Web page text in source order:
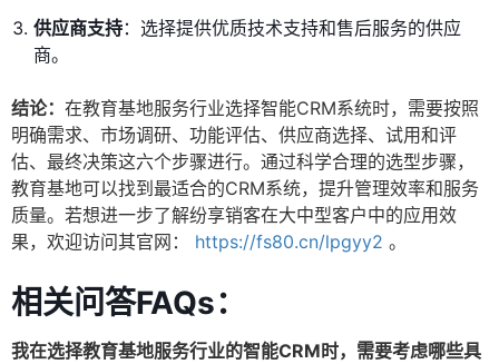
供应商支持：选择提供优质技术支持和售后服务的供应
商。
结论： 在教育基地服务行业选择智能CRM系统时，需要按照
明确需求、市场调研、功能评估、供应商选择、试用和评
估、最终决策这六个步骤进行。通过科学合理的选型步骤，
教育基地可以找到最适合的CRM系统，提升管理效率和服务
质量。若想进一步了解纷享销客在大中型客户中的应用效
果，欢迎访问其官网：
https://fs80.cn/lpgyy2 。
相关问答FAQs：
我在选择教育基地服务行业的智能CRM时，需要考虑哪些具